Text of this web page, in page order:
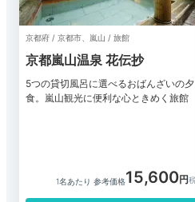
京都府 / 京都市、嵐山 / 旅館
京都嵐山温泉 花伝抄
5つの貸切風呂に選べるおばんざいの夕
食。嵐山観光に便利な心ときめく旅館
1名あたり 参考価格15,600